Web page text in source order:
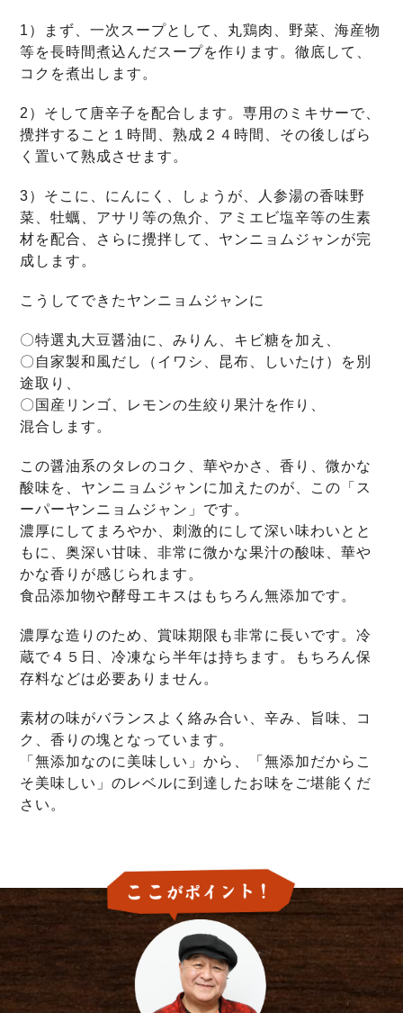
1）まず、一次スープとして、丸鶏肉、野菜、海産物
等を長時間煮込んだスープを作ります。徹底して、
コクを煮出します。
2）そして唐辛子を配合します。専用のミキサーで、
攪拌すること１時間、熟成２４時間、その後しばら
く置いて熟成させます。
3）そこに、にんにく、しょうが、人参湯の香味野
菜、牡蠣、アサリ等の魚介、アミエビ塩辛等の生素
材を配合、さらに攪拌して、ヤンニョムジャンが完
成します。
こうしてできたヤンニョムジャンに
〇特選丸大豆醤油に、みりん、キビ糖を加え、
〇自家製和風だし（イワシ、昆布、しいたけ）を別
途取り、
〇国産リンゴ、レモンの生絞り果汁を作り、
混合します。
この醤油系のタレのコク、華やかさ、香り、微かな
酸味を、ヤンニョムジャンに加えたのが、この「ス
ーパーヤンニョムジャン」です。
濃厚にしてまろやか、刺激的にして深い味わいとと
もに、奥深い甘味、非常に微かな果汁の酸味、華や
かな香りが感じられます。
食品添加物や酵母エキスはもちろん無添加です。
濃厚な造りのため、賞味期限も非常に長いです。冷
蔵で４５日、冷凍なら半年は持ちます。もちろん保
存料などは必要ありません。
素材の味がバランスよく絡み合い、辛み、旨味、コ
ク、香りの塊となっています。
「無添加なのに美味しい」から、「無添加だからこ
そ美味しい」のレベルに到達したお味をご堪能くだ
さい。